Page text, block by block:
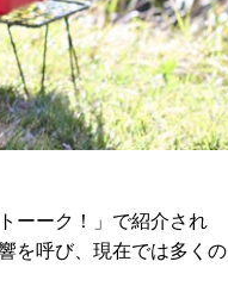
ーーク！」で紹介され
を呼び、現在では多くの